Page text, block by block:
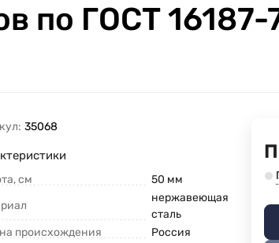
по ГОСТ 16187-
35068
см
50 мм
нержавеющая
сталь
происхождения
Россия